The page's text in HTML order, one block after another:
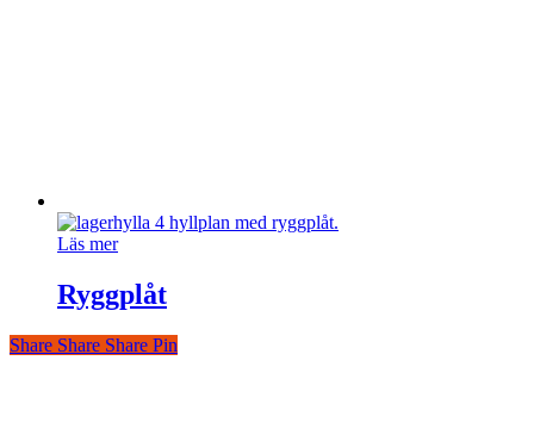
Läs mer
Ryggplåt
Share
Share Share Share Pin